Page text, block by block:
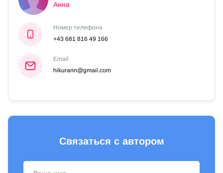
Анна
Номер телефона
+43 681 816 49 166
Email
hikurann@gmail.com
Связаться с автором